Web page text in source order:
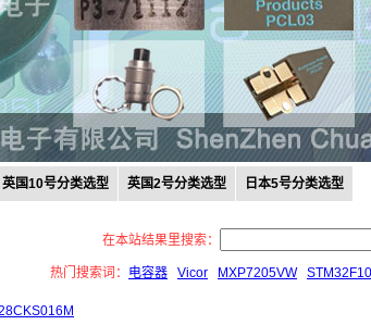
英国10号分类选型 英国2号分类选型 日本5号分类选型
在本站结果里搜索：
热门搜索词： 电容器 Vicor MXP7205VW